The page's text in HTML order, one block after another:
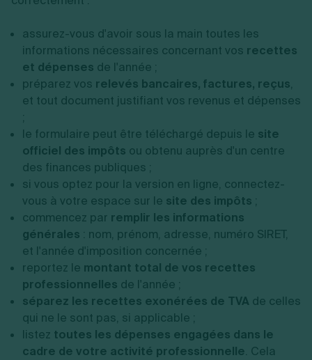
assurez-vous d'avoir sous la main toutes les
informations nécessaires concernant vos recettes
et dépenses de l'année ;
préparez vos relevés bancaires, factures, reçus,
et tout document justifiant vos revenus et dépenses
;
le formulaire peut être téléchargé depuis le site
officiel des impôts ou obtenu auprès d'un centre
des finances publiques ;
si vous optez pour la version en ligne, connectez-
vous à votre espace sur le site des impôts ;
commencez par remplir les informations
générales : nom, prénom, adresse, numéro SIRET,
et l'année d'imposition concernée ;
reportez le montant total de vos recettes
professionnelles de l'année ;
séparez les recettes exonérées de TVA de celles
qui ne le sont pas, si applicable ;
listez toutes les dépenses engagées dans le
cadre de votre activité professionnelle. Cela